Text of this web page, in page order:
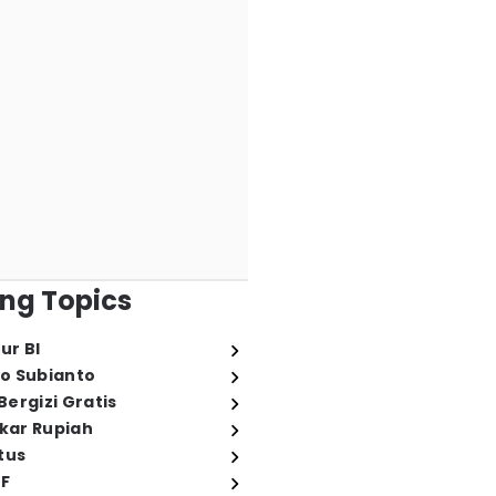
Topics
BI
Subianto
Gratis
Rupiah